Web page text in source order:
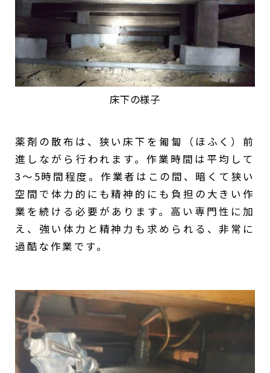
床下の様子
薬剤の散布は、狭い床下を匍匐（ほふく）前
進しながら行われます。作業時間は平均して
3〜5時間程度。作業者はこの間、暗くて狭い
空間で体力的にも精神的にも負担の大きい作
業を続ける必要があります。高い専門性に加
え、強い体力と精神力も求められる、非常に
過酷な作業です。